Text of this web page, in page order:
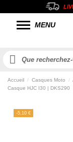
MENU
Accueil Casques Moto
Casque HJC I30 | DKS290
-5,10 €